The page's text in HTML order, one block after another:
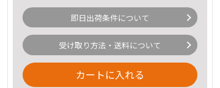
即日出荷条件について
受け取り方法・送料について
カートに入れる